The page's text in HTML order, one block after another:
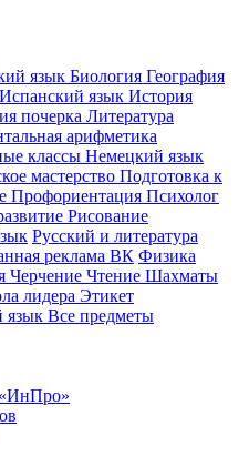
язык Биология География
Испанский язык История
почерка Литература
арифметика
классы Немецкий язык
мастерство Подготовка к
Профориентация Психолог
Рисование
Русский и литература
реклама ВК Физика
Черчение Чтение Шахматы
лидера Этикет
язык Все предметы
«ИнПро»